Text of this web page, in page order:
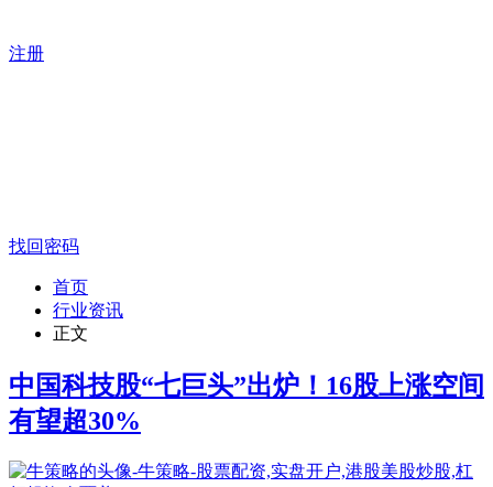
注册
找回密码
首页
行业资讯
正文
中国科技股“七巨头”出炉！16股上涨空间
有望超30%